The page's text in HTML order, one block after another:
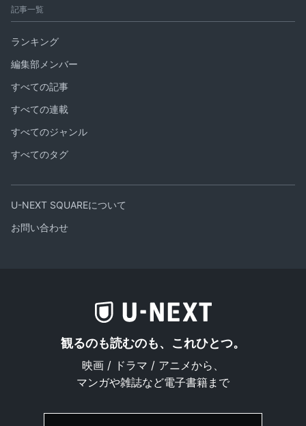
記事一覧
ランキング
編集部メンバー
すべての記事
すべての連載
すべてのジャンル
すべてのタグ
U-NEXT SQUAREについて
お問い合わせ
観るのも読むのも、これひとつ。
映画 / ドラマ / アニメから、
マンガや雑誌など電子書籍まで